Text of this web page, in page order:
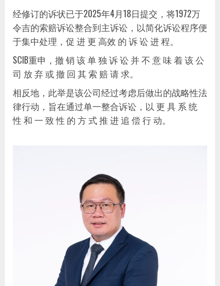
经修订的诉状已于2025年4月18日提交，将1972万
令吉的索赔诉讼整合到主诉讼，以简化诉讼程序便
于集中处理，促 进 更 高效 的 诉 讼 进 程。
SCIB重申，撤 销 该 单 独 诉 讼 并 不 意 味 着 该 公
司 放 弃 或 撤 回 其 索 赔 请 求。
相反地，此举是该公司经过考虑后做出的战略性法
律行动，旨在通过单一整合诉讼，以 更 具 系 统
性 和 一 致 性 的 方 式 推 进 追 偿 行 动。